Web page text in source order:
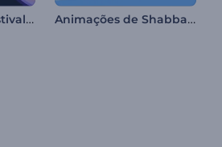
Animações do Festival das Lanternas Animações de Shabbat Shalom